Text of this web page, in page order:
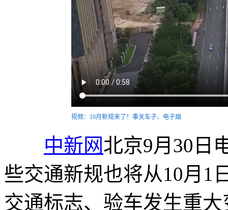
视频：10月新规来了！事关车子、电子烟
中新网北京9月30日
些交通新规也将从10月1
交通标志、验车发生重